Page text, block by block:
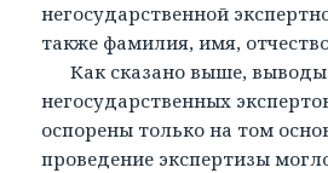
негосударственной
также фамилия, имя,
Как сказано выше, выводы
негосударственных
оспорены только на том
проведение экспертизы